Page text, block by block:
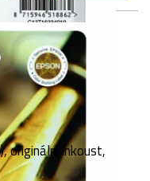
inkoust,